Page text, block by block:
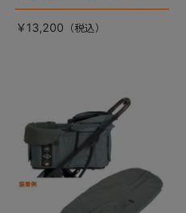
な「ファンマット」が登場！
￥13,200